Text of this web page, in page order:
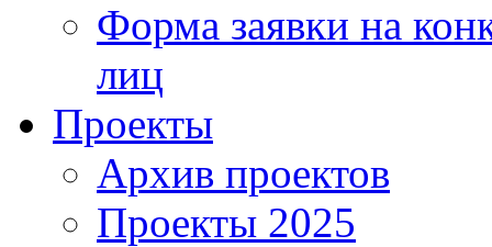
Форма заявки на
лиц
Проекты
Архив проектов
Проекты 2025